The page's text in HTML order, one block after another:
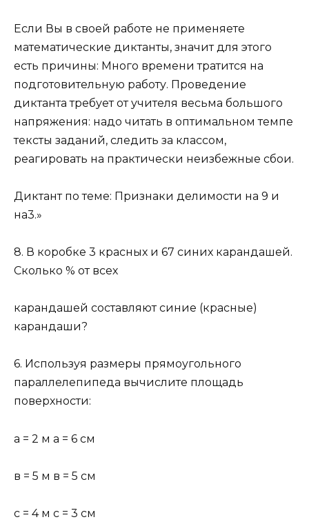
Если Вы в своей работе не применяете
математические диктанты, значит для этого
есть причины: Много времени тратится на
подготовительную работу. Проведение
диктанта требует от учителя весьма большого
напряжения: надо читать в оптимальном темпе
тексты заданий, следить за классом,
реагировать на практически неизбежные сбои.
Диктант по теме: Признаки делимости на 9 и
на3.»
8. В коробке 3 красных и 67 синих карандашей.
Сколько % от всех
карандашей составляют синие (красные)
карандаши?
6. Используя размеры прямоугольного
параллелепипеда вычислите площадь
поверхности:
а = 2 м а = 6 см
в = 5 м в = 5 см
с = 4 м с = 3 см